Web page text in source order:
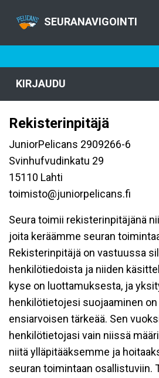
SEURANAVIGOINTI
KIRJAUDU
Rekisterinpitäjä
JuniorPelicans 2909266-6
Svinhufvudinkatu 29
15110 Lahti
toimisto@juniorpelicans.fi
Seura toimii rekisterinpitäjänä
joita keräämme seuran
Rekisterinpitäjä on vastuussa
henkilötiedoista ja niiden
kyse on luottamuksesta, ja
henkilötietojesi suojaaminen
ensiarvoisen tärkeää. Sen
henkilötietojasi vain niissä
niitä ylläpitääksemme ja
seuran toimintaan osallistuviin.